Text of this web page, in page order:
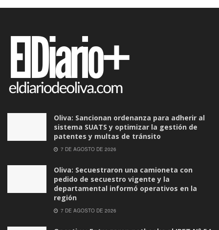
Oliva: Sancionan ordenanza para adherir al
sistema SUATS y optimizar la gestión de
patentes y multas de tránsito
7 DE AGOSTO DE 2026
Oliva: Secuestraron una camioneta con
pedido de secuestro vigente y la
departamental informó operativos en la
región
7 DE AGOSTO DE 2026